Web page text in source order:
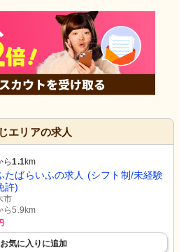
エリアの求人
ら1.1km
たばらいふの求人 (シフト制/未経験
許)
市
ら5.9km
お気に入り に追加